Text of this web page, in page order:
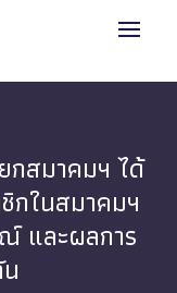
กสมาคมฯ ได้
กในสมาคมฯ
และผลการ